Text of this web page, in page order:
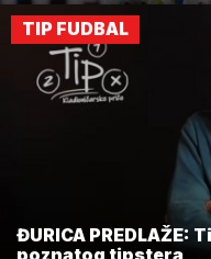
TIP FUDBAL
ĐURICA PREDLAŽE:
poznatog tipstera